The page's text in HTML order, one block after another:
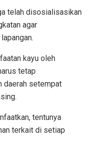
telah disosialisasikan
agar
kayu oleh
tetap
daerah setempat
tentunya
terkait di setiap